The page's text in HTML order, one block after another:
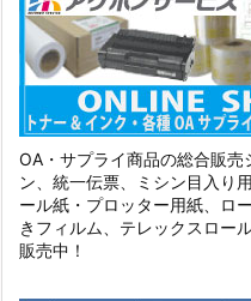
OA・サプライ商品の総合販
ン、統一伝票、ミシン目入り
ール紙・プロッター用紙、ロ
きフィルム、テレックスロー
販売中！